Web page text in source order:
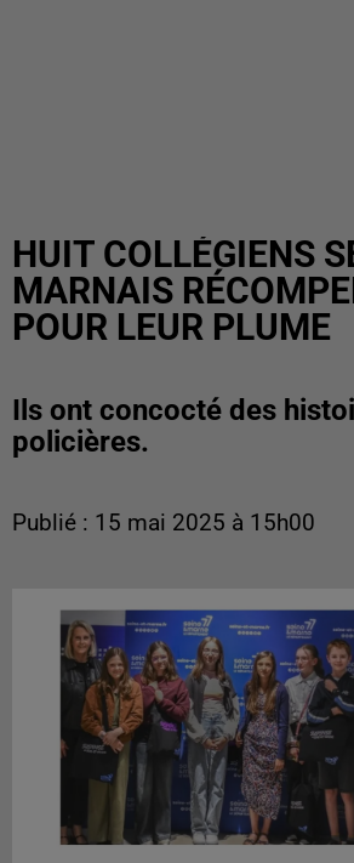
HUIT COLLÉGIENS
MARNAIS
POUR LEUR PLUME
Ils ont concocté des
policières.
Publié : 15 mai 2025 à 15h00